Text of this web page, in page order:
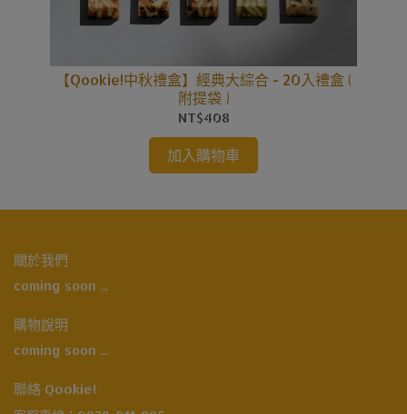
【Qookie!中秋禮盒】經典大綜合 - 20入禮盒 (
附提袋 )
NT$408
加入購物車
關於我們
coming soon ...
購物說明
coming soon ...
聯絡 Qookie!